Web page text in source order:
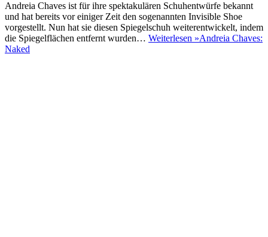
Andreia Chaves ist für ihre spektakulären Schuhentwürfe bekannt
und hat bereits vor einiger Zeit den sogenannten Invisible Shoe
vorgestellt. Nun hat sie diesen Spiegelschuh weiterentwickelt, indem
die Spiegelflächen entfernt wurden… Weiterlesen »Andreia Chaves:
Naked